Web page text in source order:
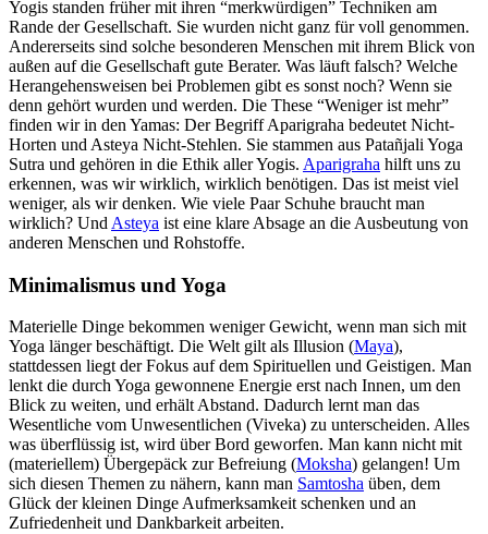
Yogis standen früher mit ihren “merkwürdigen” Techniken am
Rande der Gesellschaft. Sie wurden nicht ganz für voll genommen.
Andererseits sind solche besonderen Menschen mit ihrem Blick von
außen auf die Gesellschaft gute Berater. Was läuft falsch? Welche
Herangehensweisen bei Problemen gibt es sonst noch? Wenn sie
denn gehört wurden und werden. Die These “Weniger ist mehr”
finden wir in den Yamas: Der Begriff Aparigraha bedeutet Nicht-
Horten und Asteya Nicht-Stehlen. Sie stammen aus Patañjali Yoga
Sutra und gehören in die Ethik aller Yogis. Aparigraha hilft uns zu
erkennen, was wir wirklich, wirklich benötigen. Das ist meist viel
weniger, als wir denken. Wie viele Paar Schuhe braucht man
wirklich? Und Asteya ist eine klare Absage an die Ausbeutung von
anderen Menschen und Rohstoffe.
Minimalismus und Yoga
Materielle Dinge bekommen weniger Gewicht, wenn man sich mit
Yoga länger beschäftigt. Die Welt gilt als Illusion (Maya),
stattdessen liegt der Fokus auf dem Spirituellen und Geistigen. Man
lenkt die durch Yoga gewonnene Energie erst nach Innen, um den
Blick zu weiten, und erhält Abstand. Dadurch lernt man das
Wesentliche vom Unwesentlichen (Viveka) zu unterscheiden. Alles
was überflüssig ist, wird über Bord geworfen. Man kann nicht mit
(materiellem) Übergepäck zur Befreiung (Moksha) gelangen! Um
sich diesen Themen zu nähern, kann man Samtosha üben, dem
Glück der kleinen Dinge Aufmerksamkeit schenken und an
Zufriedenheit und Dankbarkeit arbeiten.